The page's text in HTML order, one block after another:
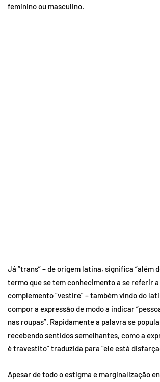
feminino ou masculino.
Já “trans” – de origem latina, significa “além
termo que se tem conhecimento a se referir
complemento “vestire” – também vindo do
compor a expressão de modo a indicar
nas roupas”. Rapidamente a palavra se
recebendo sentidos semelhantes, como a
è travestito” traduzida para “ele está
Apesar de todo o estigma e marginalização